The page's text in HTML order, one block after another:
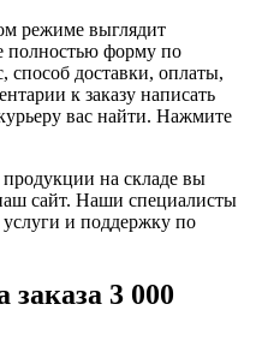
режиме выглядит
полностью форму по
способ доставки, оплаты,
к заказу написать
вас найти. Нажмите
продукции на складе вы
сайт. Наши специалисты
и поддержку по
3 000